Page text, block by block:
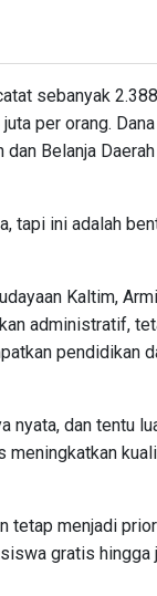
sebanyak
per orang.
Belanja
tapi ini adalah
Kaltim,
administratif,
pendidikan
nyata, dan tentu
meningkatkan
tetap menjadi
gratis hingga